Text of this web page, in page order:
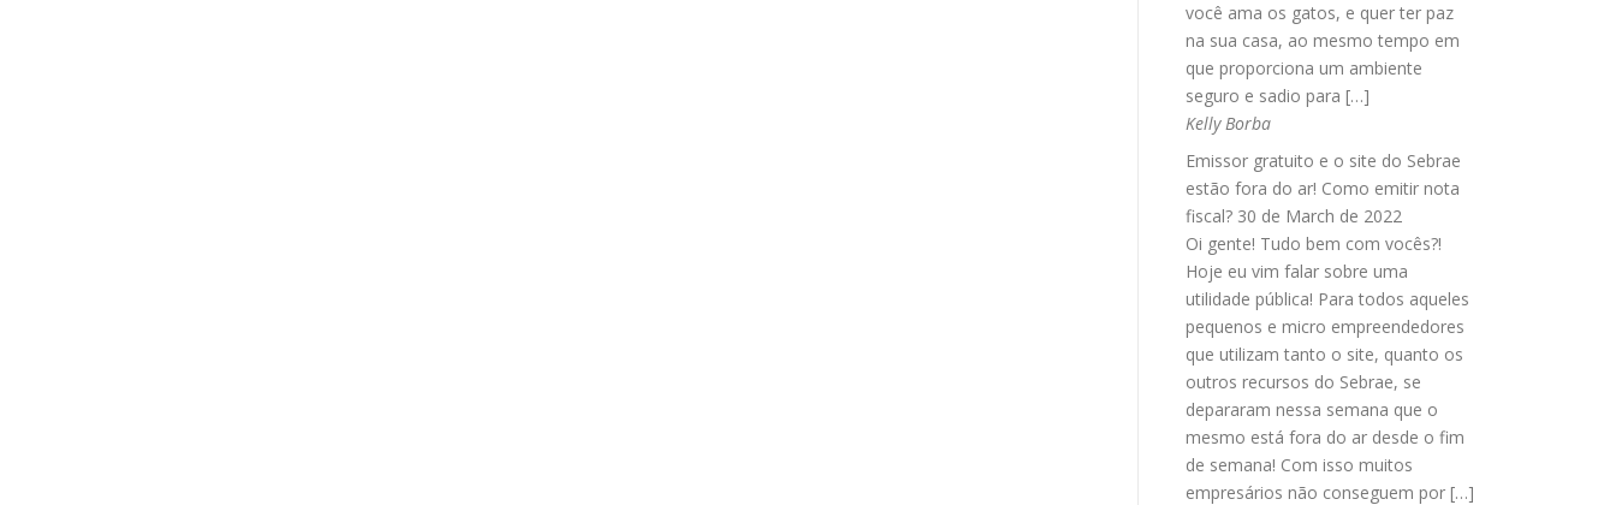
você ama os gatos, e quer ter paz
na sua casa, ao mesmo tempo em
que proporciona um ambiente
seguro e sadio para […]
Kelly Borba
Emissor gratuito e o site do Sebrae
estão fora do ar! Como emitir nota
fiscal? 30 de March de 2022
Oi gente! Tudo bem com vocês?!
Hoje eu vim falar sobre uma
utilidade pública! Para todos aqueles
pequenos e micro empreendedores
que utilizam tanto o site, quanto os
outros recursos do Sebrae, se
depararam nessa semana que o
mesmo está fora do ar desde o fim
de semana! Com isso muitos
empresários não conseguem por […]